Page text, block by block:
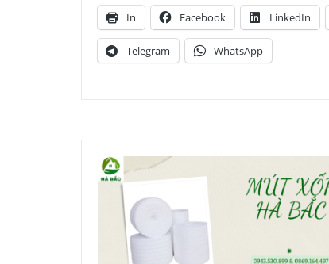
In Facebook LinkedIn
Telegram WhatsApp